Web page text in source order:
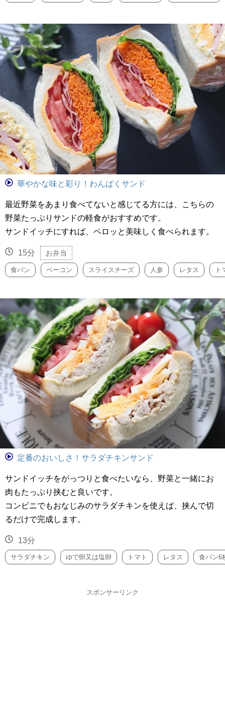
華やかな味と彩り！わんぱくサンド
最近野菜をあまり食べてないと感じてる方には、こちらの
野菜たっぷりサンドの軽食がおすすめです。
サンドイッチにすれば、ペロッと美味しく食べられます。
15分 お弁当
食パン ベーコン スライスチーズ 人参 レタス ト
定番のおいしさ！サラダチキンサンド
サンドイッチをがっつりと食べたいなら、野菜と一緒にお
肉もたっぷり挟むと良いです。
コンビニでもおなじみのサラダチキンを使えば、挟んで切
るだけで完成します。
13分
サラダチキン ゆで卵又は塩卵 トマト レタス 食パン6
スポンサーリンク